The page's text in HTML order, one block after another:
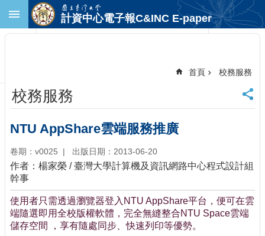
跳到主要內容區塊
首
頁
臺
大
首
頁
計
中
首
頁
聯
計資中心電子報C&INC E-paper
首頁 校務服務
校務服務
NTU AppShare雲端服務推廣
卷期：v0025 出版日期：2013-06-20
作者：楊家榮 / 臺灣大學計算機及資訊網路中心程式設計組
幹事
使用者只需透過瀏覽器登入NTU AppShare平台，便可在雲
端隨選即用全校版權軟體，完全無縫整合NTU Space雲端
儲存空間 ，享有隨處同步、快速列印等優勢。